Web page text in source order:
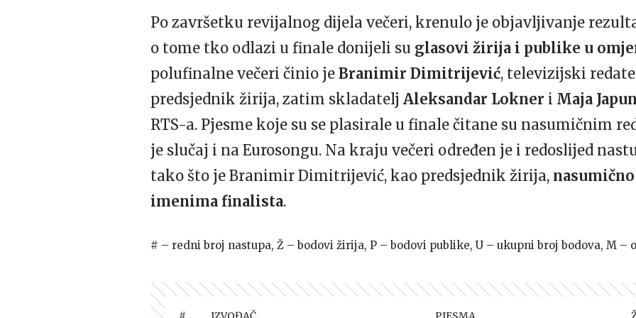
Po završetku revijalnog dijela večeri, krenulo je objavljivanje
o tome tko odlazi u finale donijeli su glasovi žirija i publike u
polufinalne večeri činio je Branimir Dimitrijević, televizijski
predsjednik žirija, zatim skladatelj Aleksandar Lokner i Maja
RTS-a. Pjesme koje su se plasirale u finale čitane su nasumičnim
je slučaj i na Eurosongu. Na kraju večeri određen je i redoslijed
tako što je Branimir Dimitrijević, kao predsjednik žirija,
imenima finalista.
# – redni broj nastupa, Ž – bodovi žirija, P – bodovi publike, U – ukupni broj bodova, M –